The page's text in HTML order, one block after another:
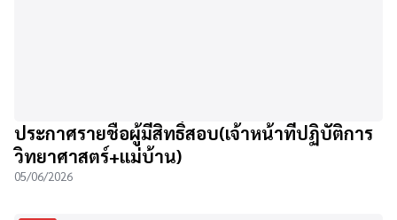
ประกาศรายชื่อผู้มีสิทธิ์สอบ(เจ้าหน้าที่ปฏิบัติการ
วิทยาศาสตร์+แม่บ้าน)
05/06/2026